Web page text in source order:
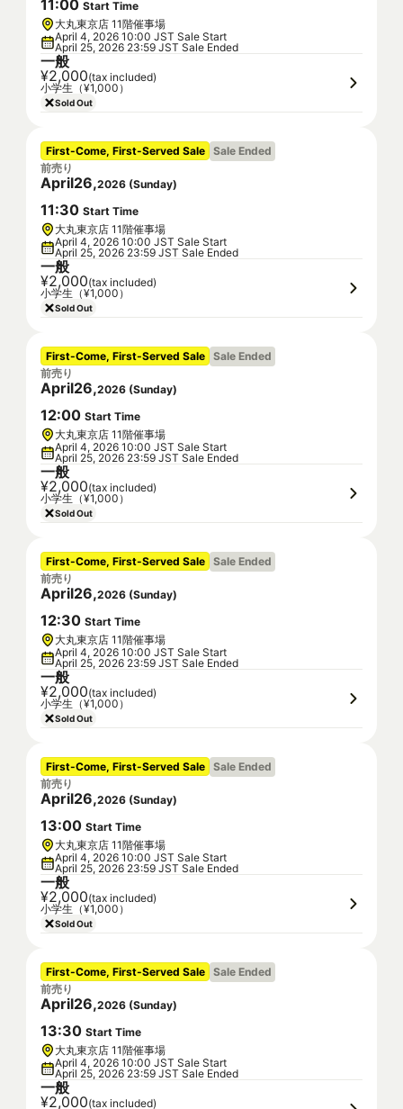
11:00 Start Time
大丸東京店 11階催事場
April 4, 2026 10:00 JST Sale Start
April 25, 2026 23:59 JST Sale Ended
一般
¥2,000(tax included)
小学生（¥1,000）
Sold Out
First-Come, First-Served Sale Sale Ended
前売り
April26,2026 (Sunday)
11:30 Start Time
大丸東京店 11階催事場
April 4, 2026 10:00 JST Sale Start
April 25, 2026 23:59 JST Sale Ended
一般
¥2,000(tax included)
小学生（¥1,000）
Sold Out
First-Come, First-Served Sale Sale Ended
前売り
April26,2026 (Sunday)
12:00 Start Time
大丸東京店 11階催事場
April 4, 2026 10:00 JST Sale Start
April 25, 2026 23:59 JST Sale Ended
一般
¥2,000(tax included)
小学生（¥1,000）
Sold Out
First-Come, First-Served Sale Sale Ended
前売り
April26,2026 (Sunday)
12:30 Start Time
大丸東京店 11階催事場
April 4, 2026 10:00 JST Sale Start
April 25, 2026 23:59 JST Sale Ended
一般
¥2,000(tax included)
小学生（¥1,000）
Sold Out
First-Come, First-Served Sale Sale Ended
前売り
April26,2026 (Sunday)
13:00 Start Time
大丸東京店 11階催事場
April 4, 2026 10:00 JST Sale Start
April 25, 2026 23:59 JST Sale Ended
一般
¥2,000(tax included)
小学生（¥1,000）
Sold Out
First-Come, First-Served Sale Sale Ended
前売り
April26,2026 (Sunday)
13:30 Start Time
大丸東京店 11階催事場
April 4, 2026 10:00 JST Sale Start
April 25, 2026 23:59 JST Sale Ended
一般
¥2,000(tax included)